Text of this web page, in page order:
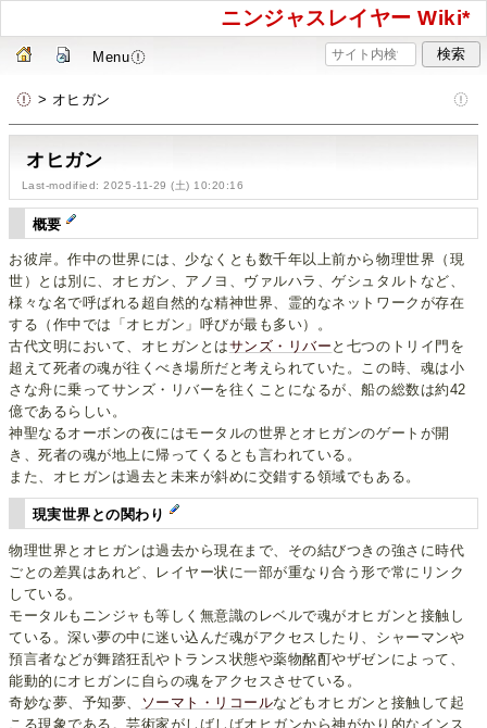
ニンジャスレイヤー Wiki*
Menu
> オヒガン
オヒガン
Last-modified: 2025-11-29 (土) 10:20:16
概要
お彼岸。作中の世界には、少なくとも数千年以上前から物理世界（現
世）とは別に、オヒガン、アノヨ、ヴァルハラ、ゲシュタルトなど、
様々な名で呼ばれる超自然的な精神世界、霊的なネットワークが存在
する（作中では「オヒガン」呼びが最も多い）。
古代文明において、オヒガンとはサンズ・リバー と七つのトリイ門を
超えて死者の魂が往くべき場所だと考えられていた。この時、魂は小
さな舟に乗ってサンズ・リバーを往くことになるが、船の総数は約42
億であるらしい。
神聖なるオーボンの夜にはモータルの世界とオヒガンのゲートが開
き、死者の魂が地上に帰ってくるとも言われている。
また、オヒガンは過去と未来が斜めに交錯する領域でもある。
現実世界との関わり
物理世界とオヒガンは過去から現在まで、その結びつきの強さに時代
ごとの差異はあれど、レイヤー状に一部が重なり合う形で常にリンク
している。
モータルもニンジャも等しく無意識のレベルで魂がオヒガンと接触し
ている。深い夢の中に迷い込んだ魂がアクセスしたり、シャーマンや
預言者などが舞踏狂乱やトランス状態や薬物酩酊やザゼンによって、
能動的にオヒガンに自らの魂をアクセスさせている。
奇妙な夢、予知夢、
ソーマト・リコールなどもオヒガンと接触して起
こる現象である。芸術家がしばしばオヒガンから神がかり的なインス